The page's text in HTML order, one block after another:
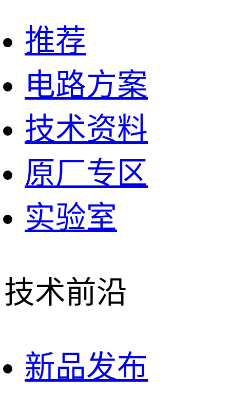
推荐
电路方案
技术资料
原厂专区
实验室
技术前沿
新品发布